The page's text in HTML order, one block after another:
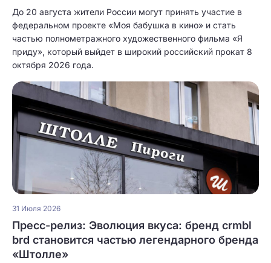
До 20 августа жители России могут принять участие в
федеральном проекте «Моя бабушка в кино» и стать
частью полнометражного художественного фильма «Я
приду», который выйдет в широкий российский прокат 8
октября 2026 года.
31 Июля 2026
Пресс-релиз: Эволюция вкуса: бренд crmbl
brd становится частью легендарного бренда
«Штолле»